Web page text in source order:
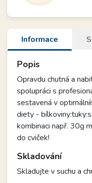
Informace
Popis
Opravdu chutná a
spolupráci s
sestavená v
diety -
kombinaci např. 30g
do cviček!
Skladování
Skladujte v suchu a